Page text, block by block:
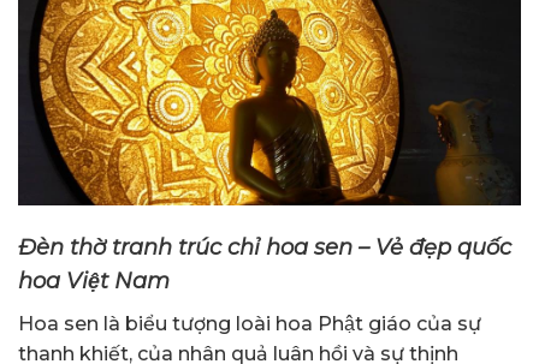
Đèn thờ tranh trúc chỉ hoa sen – Vẻ đẹp quốc
hoa Việt Nam
Hoa sen là biểu tượng loài hoa Phật giáo của sự
thanh khiết, của nhân quả luân hồi và sự thịnh